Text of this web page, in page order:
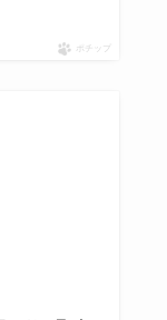
ポチップ